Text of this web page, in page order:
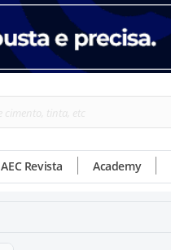
AEC Revista Academy